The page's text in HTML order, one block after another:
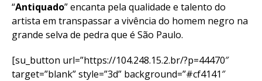
“Antiquado” encanta pela qualidade e talento do
artista em transpassar a vivência do homem negro na
grande selva de pedra que é São Paulo.
[su_button url=”https://104.248.15.2.br/?p=44470″
target=”blank” style=”3d” background=”#cf4141″